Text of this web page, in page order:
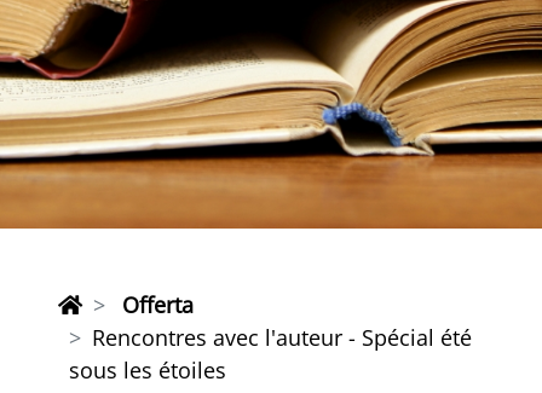
Offerta
Rencontres avec l'auteur - Spécial été
sous les étoiles